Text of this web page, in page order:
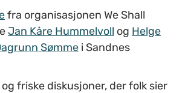
fra organisasjonen We Shall
Jan Kåre Hummelvoll og Helge
Sømme i Sandnes
friske diskusjoner, der folk sier